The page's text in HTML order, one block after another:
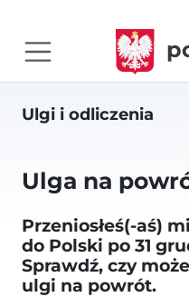
Ulgi i odliczenia
Ulga na
Przeniosłeś(-aś)
do Polski po 31
Sprawdź, czy
ulgi na powrót.